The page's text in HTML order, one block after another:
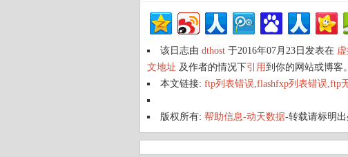
该日志由 dthost 于2016年07月23日发表在
文地址 及作者的情况下引用到你的网站或博客。
本文链接: ftp列表错误,flashfxp列表错误,ftp
版权所有: 帮助信息-动天数据-转载请标明出